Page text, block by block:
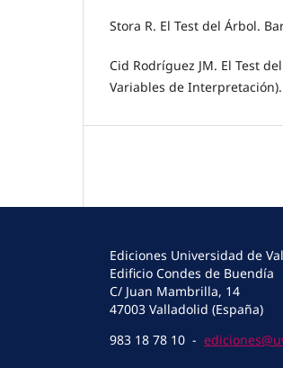
Stora R. El Test del Árbol.
Cid Rodríguez JM. El Test
Variables de
Ediciones Universidad de
Edificio Condes de Buendía
C/ Juan Mambrilla, 14
47003 Valladolid (España)
983 18 78 10 -